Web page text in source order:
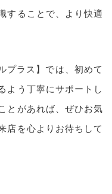
することで、より快適
プラス】では、初めて
よう丁寧にサポートし
とがあれば、ぜひお気
店を心よりお待ちして